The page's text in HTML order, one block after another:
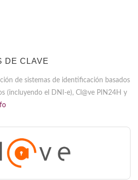
DE CLAVE
de sistemas de identificación basados
(incluyendo el DNI-e), Cl@ve PIN24H y